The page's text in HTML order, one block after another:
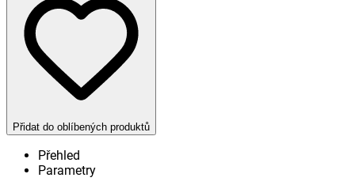
Přidat do oblíbených produktů
Přehled
Parametry